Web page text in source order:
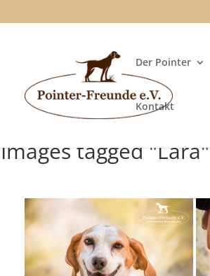
Der Pointer
Kontakt
Images tagged "Lara"